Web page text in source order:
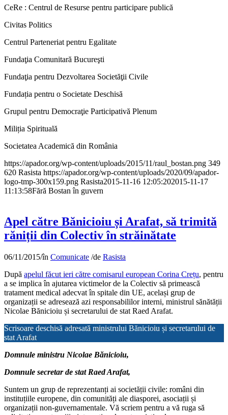
CeRe : Centrul de Resurse pentru participare publică
Civitas Politics
Centrul Parteneriat pentru Egalitate
Fundaţia Comunitară Bucureşti
Fundaţia pentru Dezvoltarea Societăţii Civile
Fundația pentru o Societate Deschisă
Grupul pentru Democraţie Participativă Plenum
Miliția Spirituală
Societatea Academică din România
https://apador.org/wp-content/uploads/2015/11/raul_bostan.png 349
620 Rasista https://apador.org/wp-content/uploads/2020/09/apador-
logo-tmp-300x159.png Rasista2015-11-16 12:05:202015-11-17
11:13:58Fără Bostan în guvern
Apel către Bănicioiu și Arafat, să trimită
răniții din Colectiv în străinătate
06/11/2015/în Comunicate /de Rasista
După apelul făcut ieri către comisarul european Corina Crețu, pentru
a se implica în ajutarea victimelor de la Colectiv să primească
tratament medical adecvat în spitale din UE, același grup de
organizații se adresează azi responsabililor interni, ministrul sănătății
Nicolae Bănicioiu și secretarului de stat Raed Arafat.
Scrisoare deschisă adresată ministrului Bănicioiu și secretarului de
stat Arafat
Domnule ministru Nicolae Bănicioiu,
Domnule secretar de stat Raed Arafat,
Suntem un grup de reprezentanți ai societății civile: români din
instituțiile europene, din comunități ale diasporei, asociații și
organizații non-guvernamentale. Vă scriem pentru a vă ruga să